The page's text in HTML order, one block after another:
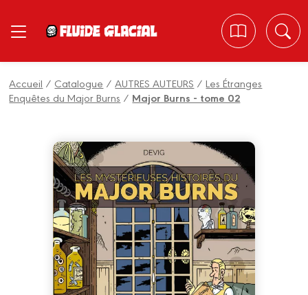
Accueil / Catalogue /AUTRES AUTEURS /Les Étranges
Enquêtes du Major Burns / Major Burns - tome 02